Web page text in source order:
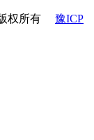
版权所有 豫ICP